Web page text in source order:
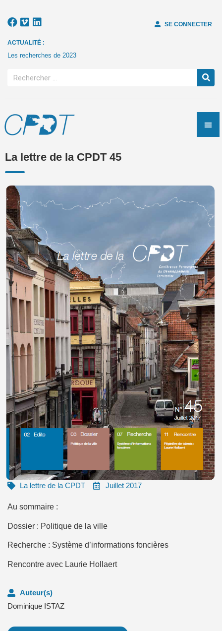
SE CONNECTER
ACTUALITÉ :
Les recherches de 2023
La lettre de la CPDT 45
La lettre de la CPDT Juillet 2017
Au sommaire :
Dossier : Politique de la ville
Recherche : Système d’informations foncières
Rencontre avec Laurie Hollaert
Auteur(s)
Dominique ISTAZ